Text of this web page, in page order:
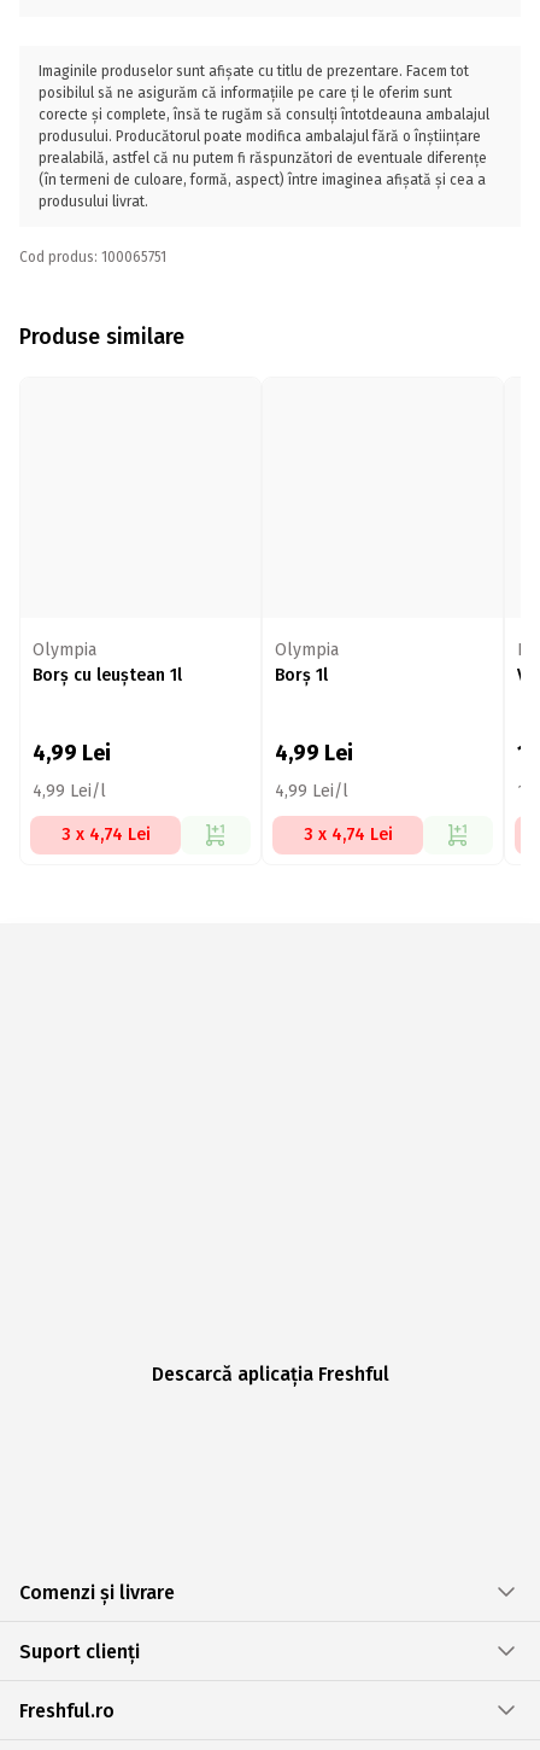
Imaginile produselor sunt afișate cu titlu de prezentare. Facem tot
posibilul să ne asigurăm că informațiile pe care ți le oferim sunt
corecte și complete, însă te rugăm să consulți întotdeauna ambalajul
produsului. Producătorul poate modifica ambalajul fără o înștiințare
prealabilă, astfel că nu putem fi răspunzători de eventuale diferențe
(în termeni de culoare, formă, aspect) între imaginea afișată și cea a
produsului livrat.
Cod produs: 100065751
Produse similare
Olympia
Borș cu leuștean 1l
4,99 Lei
4,99 Lei/l
3 x 4,74 Lei
Olympia
Borș 1l
4,99 Lei
4,99 Lei/l
3 x 4,74 Lei
Descarcă aplicația Freshful
Comenzi și livrare
Suport clienți
Freshful.ro